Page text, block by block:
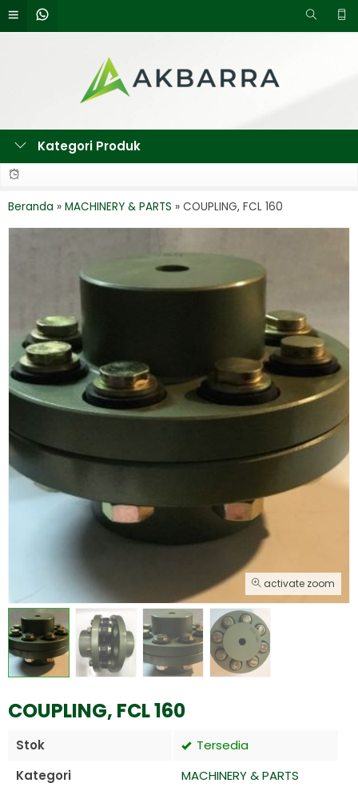
Kategori Produk
Beranda » MACHINERY & PARTS » COUPLING, FCL 160
activate zoom
COUPLING, FCL 160
Stok
Tersedia
Kategori
MACHINERY & PARTS